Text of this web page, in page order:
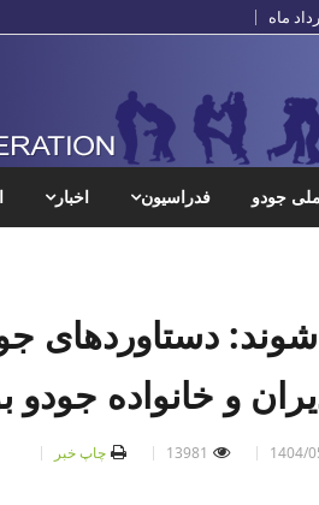
ماه
جودو فدراسیون اخبار
دستاوردهای
و خانواده جودو
1404/
13981 چاپ خبر